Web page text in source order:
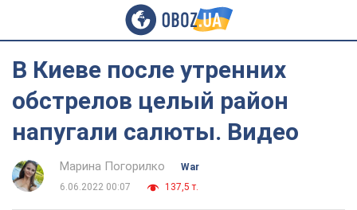
В Киеве после утренних
обстрелов целый район
напугали салюты. Видео
Марина Погорилко
War
6.06.2022 00:07
137,5 т.